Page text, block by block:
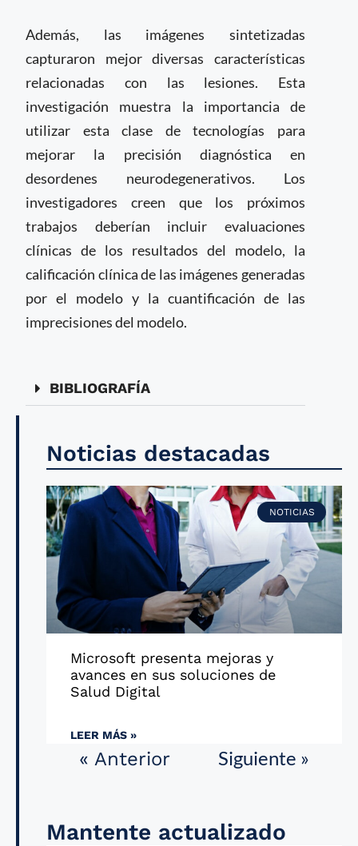
Además, las imágenes sintetizadas
capturaron mejor diversas características
relacionadas con las lesiones. Esta
investigación muestra la importancia de
utilizar esta clase de tecnologías para
mejorar la precisión diagnóstica en
desordenes neurodegenerativos. Los
investigadores creen que los próximos
trabajos deberían incluir evaluaciones
clínicas de los resultados del modelo, la
calificación clínica de las imágenes generadas
por el modelo y la cuantificación de las
imprecisiones del modelo.
BIBLIOGRAFÍA
Noticias destacadas
NOTICIAS
Microsoft presenta mejoras y
avances en sus soluciones de
Salud Digital
LEER MÁS »
« Anterior Siguiente »
Mantente actualizado